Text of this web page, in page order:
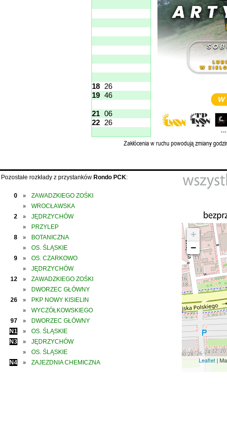
18 26
19 46
21 06
22 26
Zakłócenia w ruchu powodują zmiany
Pozostałe rozkłady z przystanków Rondo PCK:
0 » ZAWADZKIEGO ZOŚKI
»
WROCŁAWSKA
2
» JĘDRZYCHÓW
»
PRZYLEP
8
» BOTANICZNA
»
OS. ŚLĄSKIE
9
» OS. CZARKOWO
»
JĘDRZYCHÓW
12
» ZAWADZKIEGO ZOŚKI
»
DWORZEC GŁÓWNY
26
» PKP NOWY KISIELIN
»
WYCZÓŁKOWSKIEGO
97
»
DWORZEC GŁÓWNY
N1
»
OS. ŚLĄSKIE
N3
» JĘDRZYCHÓW
»
OS. ŚLĄSKIE
N4
» ZAJEZDNIA CHEMICZNA
+
−
Leaflet |